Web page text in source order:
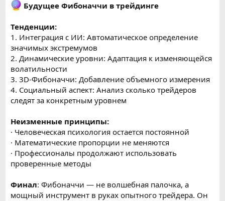
Будущее Фибоначчи в трейдинге
Тенденции:
1. Интеграция с ИИ: Автоматическое определение
значимых экстремумов
2. Динамические уровни: Адаптация к изменяющейся
волатильности
3. 3D-Фибоначчи: Добавление объемного измерения
4. Социальный аспект: Анализ сколько трейдеров
следят за конкретным уровнем
Неизменные принципы:
· Человеческая психология остается постоянной
· Математические пропорции не меняются
· Профессионалы продолжают использовать
проверенные методы
Финал: Фибоначчи — не волшебная палочка, а
мощный инструмент в руках опытного трейдера. Он